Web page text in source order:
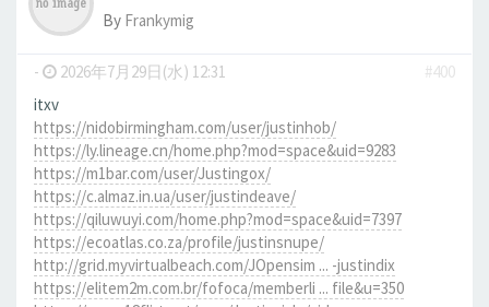
By Frankymig
- 2026年7月29日(水) 12:31
#400
itxv
https://nidobirmingham.com/user/justinhob/
https://ly.lineage.cn/home.php?mod=space&uid=9283
https://m1bar.com/user/Justingox/
https://c.almaz.in.ua/user/justindeave/
https://qiluwuyi.com/home.php?mod=space&uid=7397
https://ecoatlas.co.za/profile/justinsnupe/
http://grid.myvirtualbeach.com/JOpensim ... -justindix
https://elitem2m.com.br/fofoca/memberli ... file&u=350